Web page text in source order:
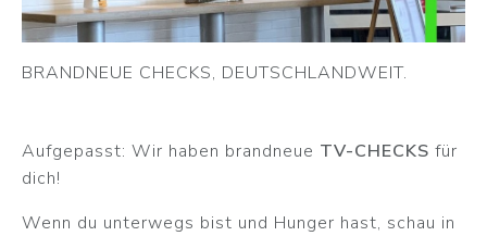
BRANDNEUE CHECKS, DEUTSCHLANDWEIT.
Aufgepasst: Wir haben brandneue TV-CHECKS für
dich!
Wenn du unterwegs bist und Hunger hast, schau in